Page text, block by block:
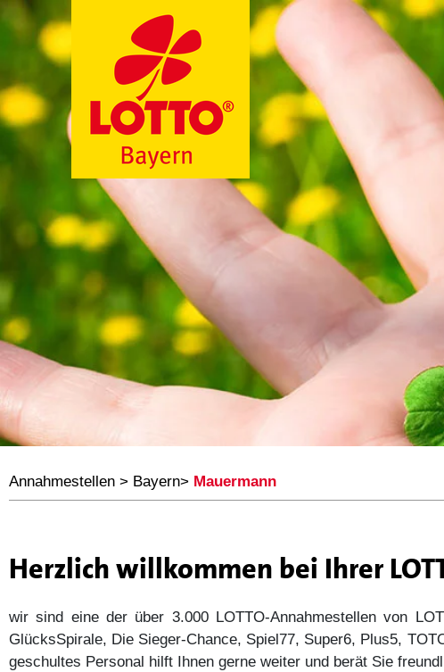
Annahmestellen > Bayern> Mauermann
Herzlich willkommen bei Ihrer
wir sind eine der über 3.000 LOTTO-Annahmestellen von
GlücksSpirale, Die Sieger-Chance, Spiel77, Super6, Plus5,
geschultes Personal hilft Ihnen gerne weiter und berät Sie